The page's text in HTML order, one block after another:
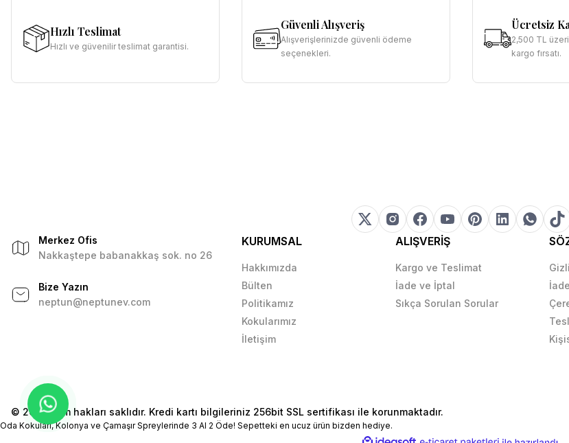
Hızlı Teslimat
Hızlı ve güvenilir teslimat garantisi.
Güvenli Alışveriş
Alışverişlerinizde güvenli ödeme
seçenekleri.
Ücretsiz
2,500 TL
kargo fırsatı.
Merkez Ofis
Nakkaştepe babanakkaş sok. no 26
Bize Yazın
neptun@neptunev.com
KURUMSAL
Hakkımızda
Bülten
Politikamız
Kokularımız
İletişim
ALIŞVERİŞ
Kargo ve Teslimat
İade ve İptal
Sıkça Sorulan Sorular
© 2026 Tüm hakları saklıdır. Kredi kartı bilgileriniz 256bit SSL sertifikası ile korunmaktadır.
Oda Kokuları, Kolonya ve Çamaşır Spreylerinde 3 Al 2 Öde! Sepetteki en ucuz ürün bizden hediye.